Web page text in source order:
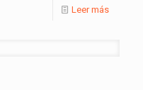
Leer más